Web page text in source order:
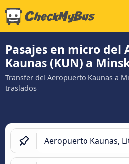
Pasajes en micro del
Kaunas (KUN) a
Transfer del Aeropuerto Kaunas a
traslados